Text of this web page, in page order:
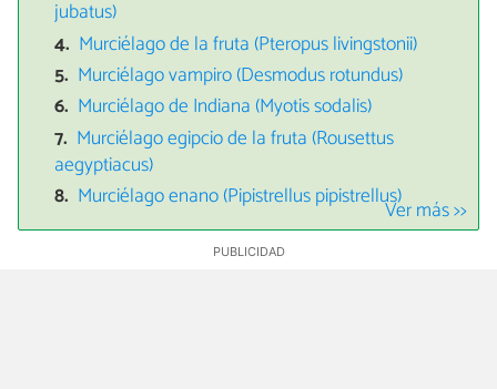
jubatus)
Murciélago de la fruta (Pteropus livingstonii)
Murciélago vampiro (Desmodus rotundus)
Murciélago de Indiana (Myotis sodalis)
Murciélago egipcio de la fruta (Rousettus
aegyptiacus)
Murciélago enano (Pipistrellus pipistrellus)Ver más >>